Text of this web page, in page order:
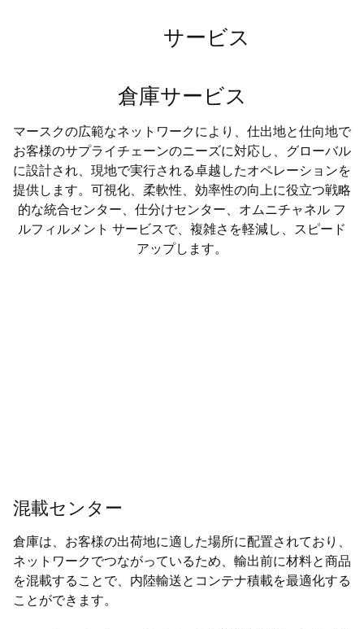
サービス
倉庫サービス
マースクの広範なネットワークにより、仕出地と仕向地で
お客様のサプライチェーンのニーズに対応し、グローバル
に設計され、現地で実行される卓越したオペレーションを
提供します。可視化、柔軟性、効率性の向上に役立つ戦略
的な統合センター、仕分けセンター、オムニチャネル フ
ルフィルメント サービスで、複雑さを軽減し、スピード
アップします。
混載センター
倉庫は、お客様の出荷地に適した場所に配置されており、
ネットワークでつながっているため、輸出前に材料と商品
を混載することで、内陸輸送とコンテナ積載を最適化する
ことができます。